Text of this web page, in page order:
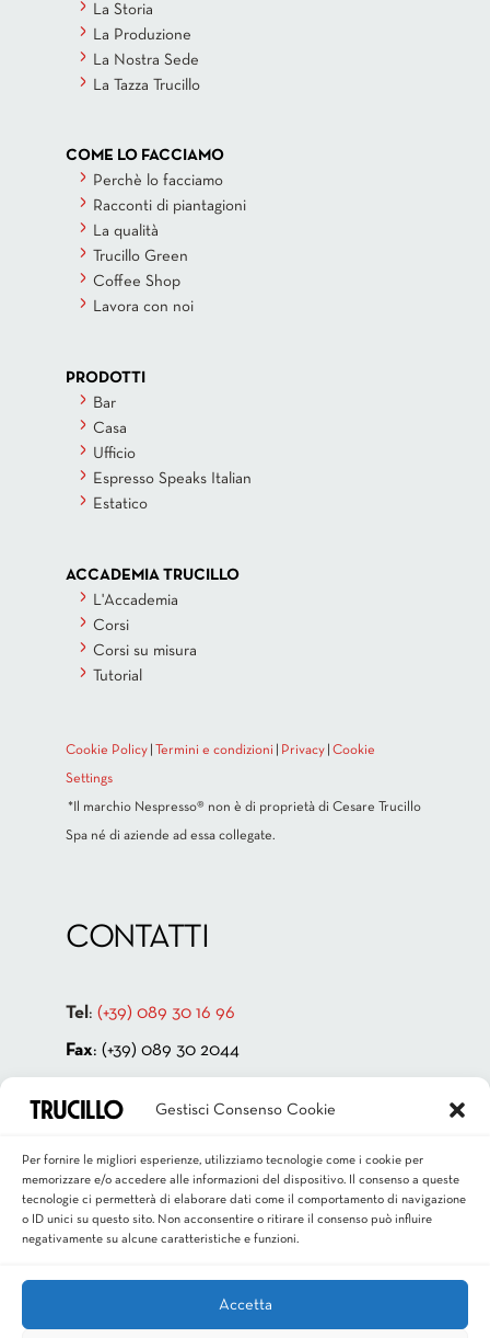
Gestisci Consenso Cookie
Per fornire le migliori esperienze, utilizziamo tecnologie come i cookie per
memorizzare e/o accedere alle informazioni del dispositivo. Il consenso a queste
tecnologie ci permetterà di elaborare dati come il comportamento di navigazione
o ID unici su questo sito. Non acconsentire o ritirare il consenso può influire
negativamente su alcune caratteristiche e funzioni.
Accetta
La Storia
La Produzione
La Nostra Sede
La Tazza Trucillo
COME LO FACCIAMO
Perchè lo facciamo
Racconti di piantagioni
La qualità
Trucillo Green
Coffee Shop
Lavora con noi
PRODOTTI
Bar
Casa
Ufficio
Espresso Speaks Italian
Estatico
ACCADEMIA TRUCILLO
L'Accademia
Corsi
Corsi su misura
Tutorial
Cookie Policy Termini e condizioni Privacy Cookie
Settings
*Il marchio Nespresso® non è di proprietà di Cesare Trucillo
Spa né di aziende ad essa collegate.
CONTATTI
Tel : (+39) 089 30 16 96
Fax: (+39) 089 30 2044
84131 Salerno – ITALIA
P.IVA 00181880659
Email:info@trucillo.it